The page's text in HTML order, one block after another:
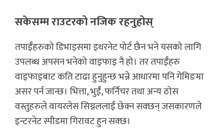
सकेसम्म राउटरको नजिक रहनुहोस्
तपाईँहरुको डिभाइसमा इथरनेट पोर्ट छैन भने यसको लागि
उपलब्ध अपसन भनेको वाइफाइ नै हो। तर तपाईँहरु
वाइफाइबाट कति टाढा हुनुहुन्छ भन्ने आधारमा पनि गेमिङमा
असर पर्न जान्छ। भित्ता, भुईँ, फर्निचर तथा अन्य ठोस
वस्तुहरुले वायरलेस सिग्नललाई छेक्न सक्छन् जसकारणले
इन्टरनेट स्पीडमा गिरावट हुन सक्छ।